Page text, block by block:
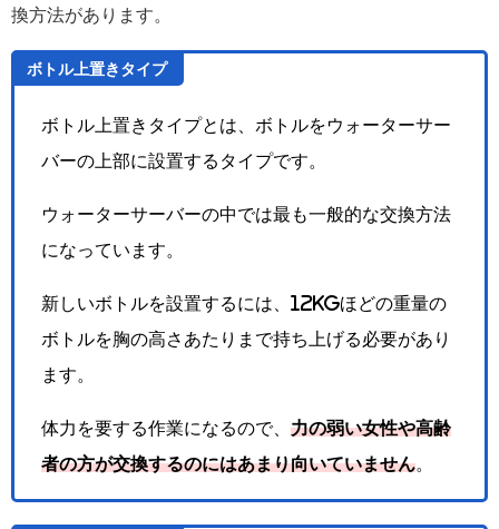
換方法があります。
ボトル上置きタイプ
ボトル上置きタイプとは、ボトルをウォーターサー
バーの上部に設置するタイプです。
ウォーターサーバーの中では最も一般的な交換方法
になっています。
新しいボトルを設置するには、12kgほどの重量の
ボトルを胸の高さあたりまで持ち上げる必要があり
ます。
体力を要する作業になるので、 力の弱い女性や高齢
者の方が交換するのにはあまり向いていません。